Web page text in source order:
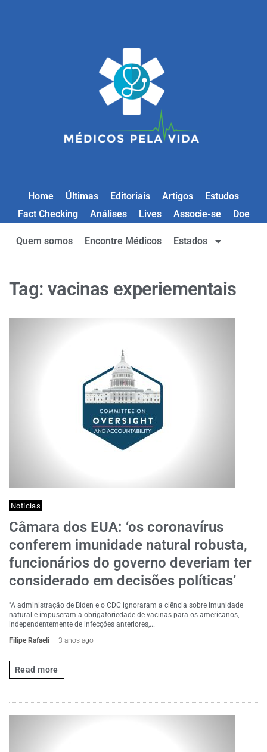
Home Últimas Editoriais Artigos
Estudos
Fact Checking
Análises Lives Associe-se Doe
Quem somos Encontre Médicos Estados
Tag: vacinas experiementais
Notícias
Câmara dos EUA: ‘os coronavírus
conferem imunidade natural robusta,
funcionários do governo deveriam ter
considerado em decisões políticas’
"A administração de Biden e o CDC ignoraram a ciência sobre imunidade
natural e impuseram a obrigatoriedade de vacinas para os americanos,
independentemente de infecções anteriores,...
Filipe Rafaeli
3 anos ago
Read more